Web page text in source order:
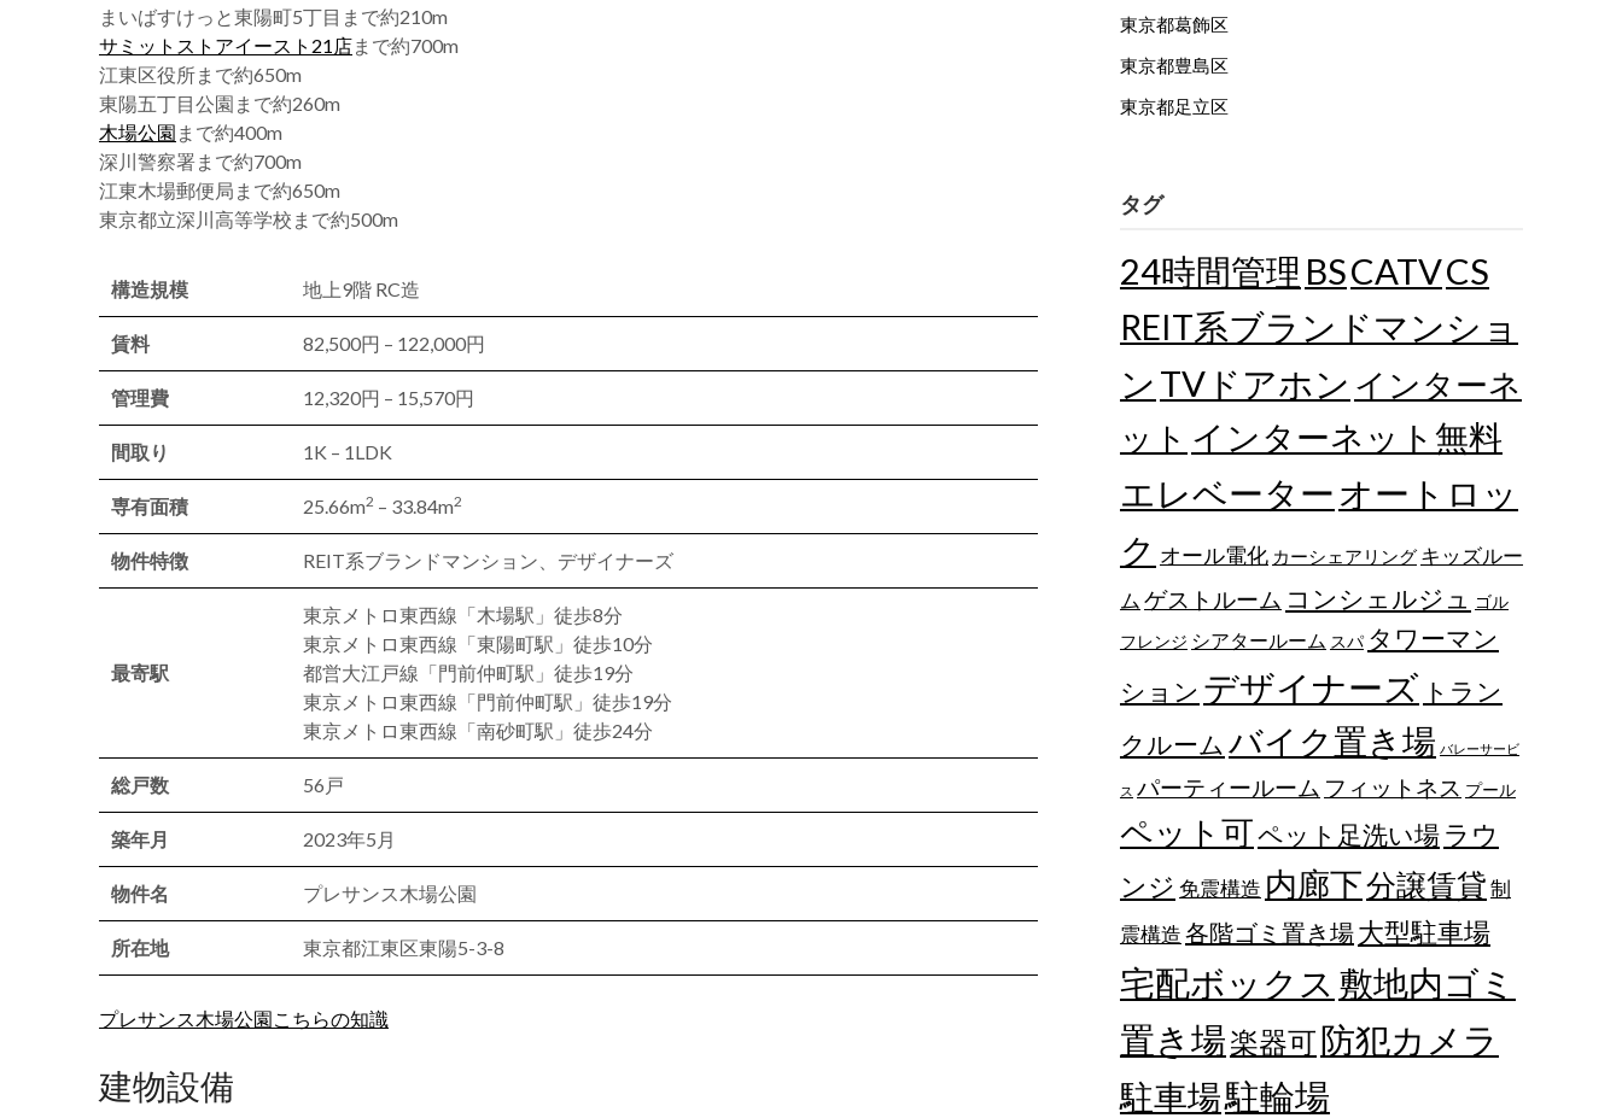
まいばすけっと東陽町5丁目まで約210m
サミットストアイースト21店まで約700m
江東区役所まで約650m
東陽五丁目公園まで約260m
木場公園 まで約400m
深川警察署まで約700m
江東木場郵便局まで約650m
東京都立深川高等学校まで約500m
構造規模 地上9階 RC造
賃料 82,500円 – 122,000円
管理費 12,320円 – 15,570円
間取り 1K – 1LDK
専有面積 25.66m2 – 33.84m2
物件特徴 REIT系ブランドマンション、デザイナーズ
最寄駅
東京メトロ東西線「木場駅」徒歩8分
東京メトロ東西線「東陽町駅」徒歩10分
都営大江戸線「門前仲町駅」徒歩19分
東京メトロ東西線「門前仲町駅」徒歩19分
東京メトロ東西線「南砂町駅」徒歩24分
総戸数 56戸
築年月 2023年5月
物件名 プレサンス木場公園
所在地 東京都江東区東陽5-3-8
プレサンス木場公園こちらの知識
建物設備
東京都葛飾区
東京都豊島区
東京都足立区
タグ
24時間管理 BSCATVCS
REIT系ブランドマンショ
ン TVドアホン インターネ
ット インターネット無料
エレベーター オートロッ
ク オール電化 カーシェアリング キッズルー
ム ゲストルーム コンシェルジュ
ゴル
フレンジ シアタールーム スパ タワーマン
ション デザイナーズ トラン
クルーム バイク置き場 バレーサービ
ス パーティールーム フィットネス プール
ペット可ペット足洗い場 ラウ
ンジ 免震構造 内廊下分譲賃貸制
震構造各階ゴミ置き場大型駐車場
宅配ボックス 敷地内ゴミ
置き場楽器可防犯カメラ
駐車場駐輪場